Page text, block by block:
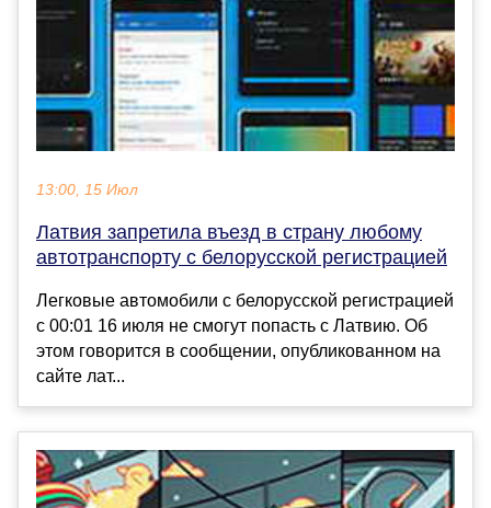
13:00, 15 Июл
Латвия запретила въезд в страну любому
автотранспорту с белорусской регистрацией
Легковые автомобили с белорусской регистрацией
с 00:01 16 июля не смогут попасть с Латвию. Об
этом говорится в сообщении, опубликованном на
сайте лат...